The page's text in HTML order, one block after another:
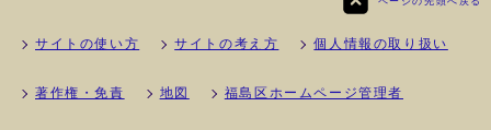
サイトの使い方 サイトの考え方 個人情報の取り扱い
著作権・免責 地図 福島区ホームページ管理者